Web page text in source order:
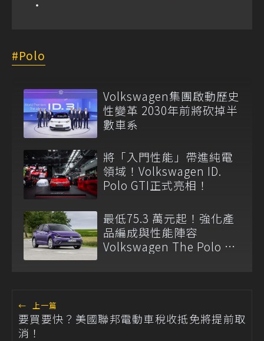
Polo
Volkswagen集團啟動歷史
性變革 2030年前將砍掉半
數車系
將「入門性能」帶進純電
領域！Volkswagen ID.
Polo GTI正式亮相！
最低75.3 萬元起！強化產
品編成與性能陣容
Volkswagen The Polo 26
← 上一篇
要買要快？美國聯邦電動車稅收抵免將提前取
消！